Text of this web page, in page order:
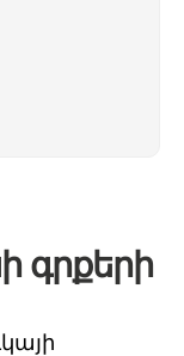
գրքերի